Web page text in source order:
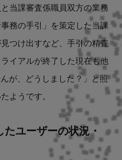
当課審査係職員双方の業務
務の手引」を策定した当課
つけ出すなど、手引の精査
イアルが終了した現在も他
が、どうしました？」と照
ようです。
ユーザーの状況・